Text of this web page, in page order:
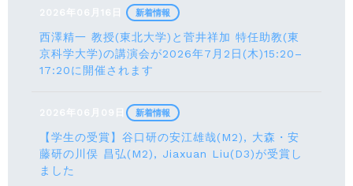
2026年06月16日
西澤精一 教授(東北大学)と菅井祥加 特任助教(東
京科学大学)の講演会が2026年7月2日(木)15:20–
17:20に開催されます
新着情報
2026年06月09日
【学生の受賞】谷口研の安江雄哉(M2), 大森・安
藤研の川俣 昌弘(M2), Jiaxuan Liu(D3)が受賞し
ました
新着情報